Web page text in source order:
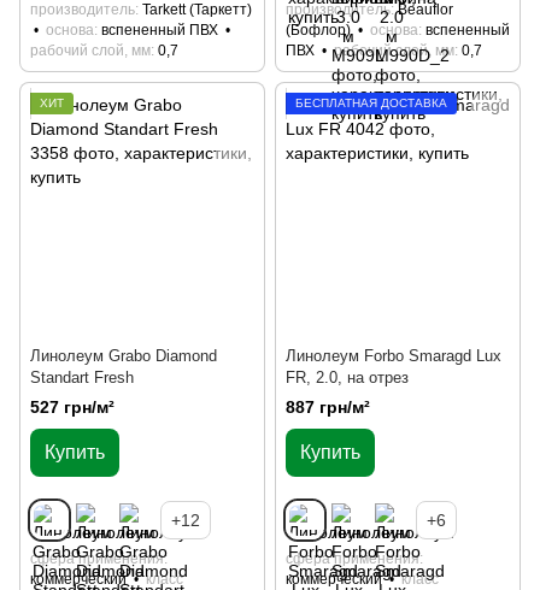
производитель Tarkett (Таркетт)
основа вспененный ПВХ
рабочий слой, мм 0,7
производитель Beauflor
(Бофлор)
основа вспененный
ПВХ
рабочий слой, мм 0,7
ХИТ
Линолеум Grabo Diamond
Standart Fresh
527 грн/м²
Купить
+12
сфера применения
коммерческий
класс
БЕСПЛАТНАЯ ДОСТАВКА
Линолеум Forbo Smaragd Lux
FR, 2.0, на отрез
887 грн/м²
Купить
+6
сфера применения
коммерческий
класс